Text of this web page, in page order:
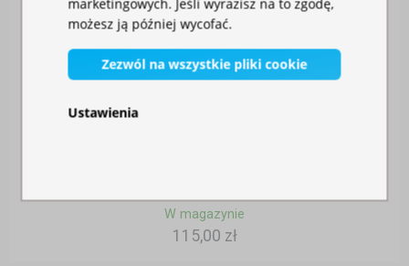
W magazynie
115,00 zł
marketingowych. Jeśli wyrazisz na to zgodę,
możesz ją później wycofać.
Zezwól na wszystkie pliki cookie
Ustawienia